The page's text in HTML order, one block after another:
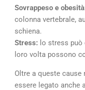
Sovrappeso e
colonna vertebrale,
schiena.
Stress: lo stress
loro volta possono
Oltre a queste
essere legato anche